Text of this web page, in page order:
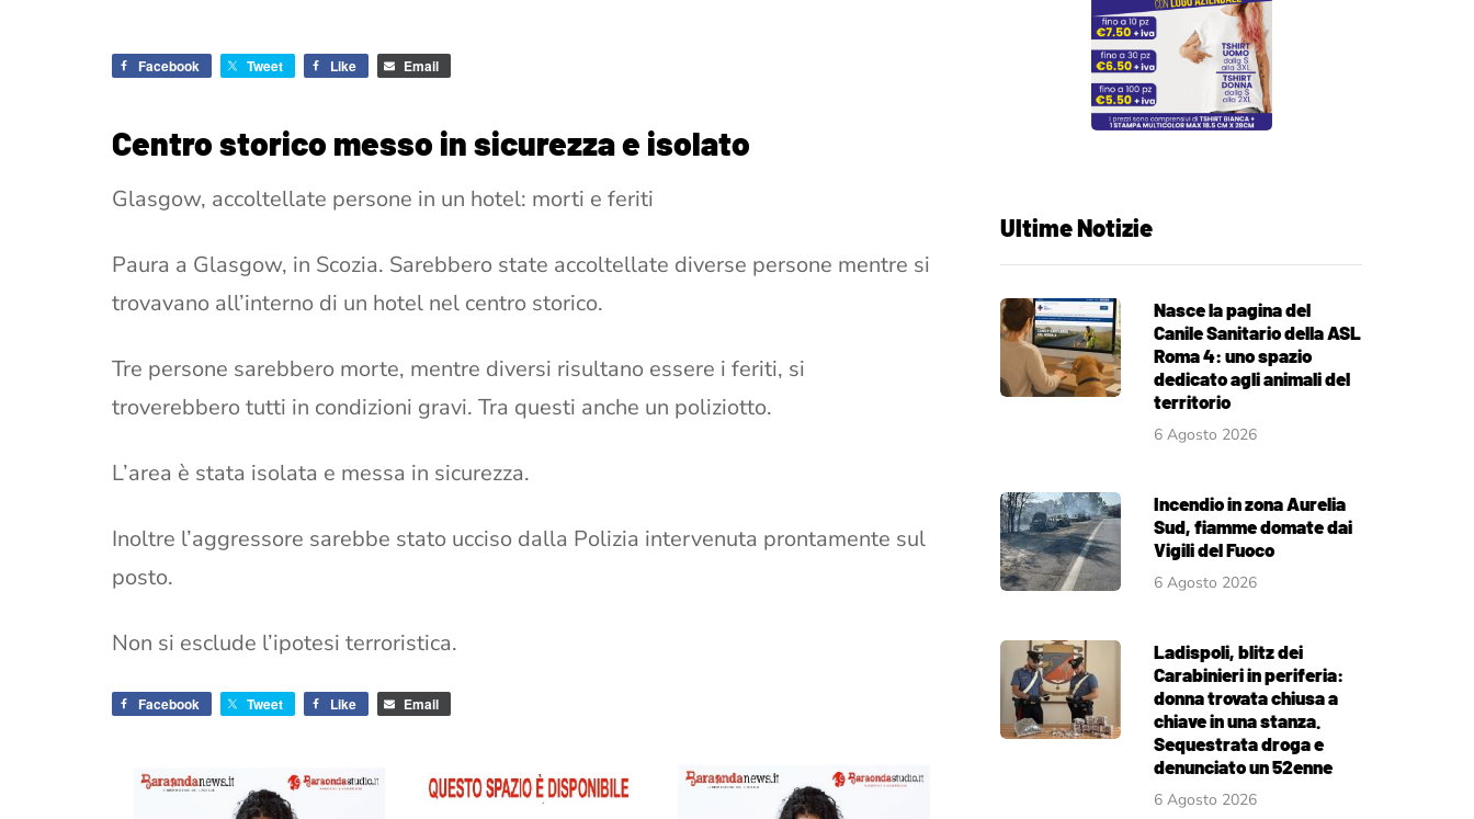
Facebook Tweet Like Email
Centro storico messo in sicurezza e isolato
Glasgow, accoltellate persone in un hotel: morti e feriti
Paura a Glasgow, in Scozia. Sarebbero state accoltellate diverse persone mentre si
trovavano all’interno di un hotel nel centro storico.
Tre persone sarebbero morte, mentre diversi risultano essere i feriti, si
troverebbero tutti in condizioni gravi. Tra questi anche un poliziotto.
L’area è stata isolata e messa in sicurezza.
Inoltre l’aggressore sarebbe stato ucciso dalla Polizia intervenuta prontamente sul
posto.
Non si esclude l’ipotesi terroristica.
Facebook Tweet Like Email
Ultime Notizie
Nasce la pagina del
Canile Sanitario della ASL
Roma 4: uno spazio
dedicato agli animali del
territorio
6 Agosto 2026
Incendio in zona Aurelia
Sud, fiamme domate dai
Vigili del Fuoco
6 Agosto 2026
Ladispoli, blitz dei
Carabinieri in periferia:
donna trovata chiusa a
chiave in una stanza.
Sequestrata droga e
denunciato un 52enne
6 Agosto 2026